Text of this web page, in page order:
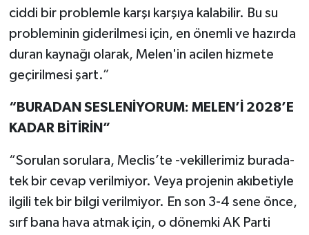
ciddi bir problemle karşı karşıya kalabilir. Bu su
probleminin giderilmesi için, en önemli ve hazırda
duran kaynağı olarak, Melen'in acilen hizmete
geçirilmesi şart.”
“BURADAN SESLENİYORUM: MELEN’İ 2028’E
KADAR BİTİRİN”
“Sorulan sorulara, Meclis’te -vekillerimiz burada-
tek bir cevap verilmiyor. Veya projenin akıbetiyle
ilgili tek bir bilgi verilmiyor. En son 3-4 sene önce,
sırf bana hava atmak için, o dönemki AK Parti